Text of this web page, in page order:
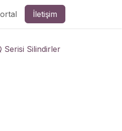
İletişim
Serisi Silindirler